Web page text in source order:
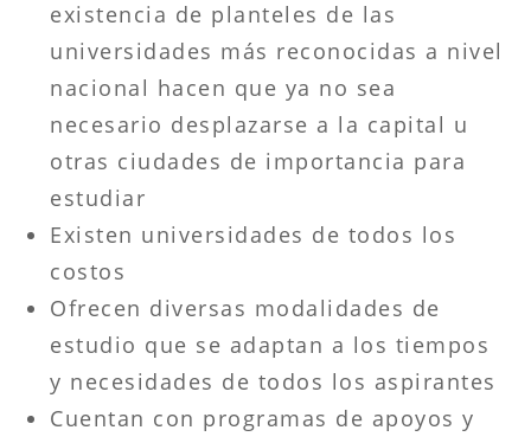
existencia de planteles de las
universidades más reconocidas a nivel
nacional hacen que ya no sea
necesario desplazarse a la capital u
otras ciudades de importancia para
estudiar
Existen universidades de todos los
costos
Ofrecen diversas modalidades de
estudio que se adaptan a los tiempos
y necesidades de todos los aspirantes
Cuentan con programas de apoyos y